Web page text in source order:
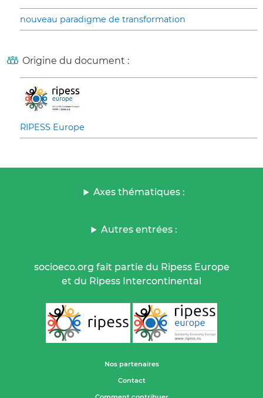
nouveau paradigme de transformation
Origine du document :
RIPESS Europe
Axes thématiques :
Autres entrées :
socioeco.org fait partie du Ripess Europe
et du Ripess Intercontinental
Nos partenaires
Contact